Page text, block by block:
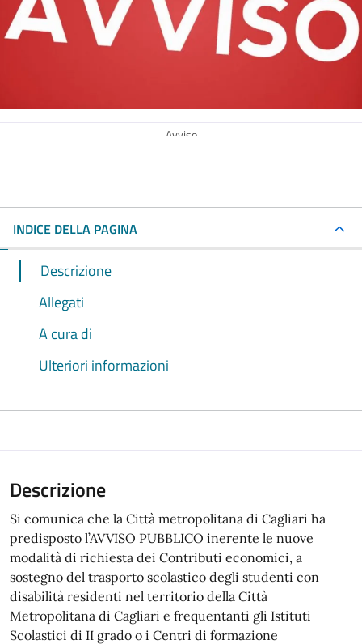
Avviso
INDICE DELLA PAGINA
Descrizione
Allegati
A cura di
Ulteriori informazioni
Descrizione
Si comunica che la Città metropolitana di Cagliari ha
predisposto l’AVVISO PUBBLICO inerente le nuove
modalità di richiesta dei Contributi economici, a
sostegno del trasporto scolastico degli studenti con
disabilità residenti nel territorio della Città
Metropolitana di Cagliari e frequentanti gli Istituti
Scolastici di II grado o i Centri di formazione